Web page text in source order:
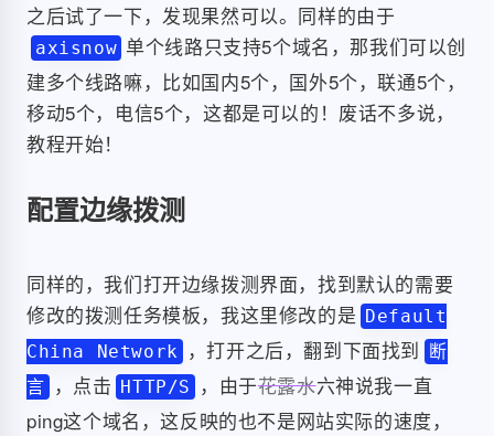
之后试了一下，发现果然可以。同样的由于
axisnow 单个线路只支持5个域名，那我们可以创
建多个线路嘛，比如国内5个，国外5个，联通5个，
移动5个，电信5个，这都是可以的！废话不多说，
教程开始！
配置边缘拨测
同样的，我们打开边缘拨测界面，找到默认的需要
修改的拨测任务模板，我这里修改的是 Default
China Network
，打开之后，翻到下面找到
断
言
，点击 HTTP/S ，由于花露水六神说我一直
ping这个域名，这反映的也不是网站实际的速度，